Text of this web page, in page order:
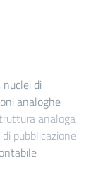
di
analoghe
analoga
pubblicazione